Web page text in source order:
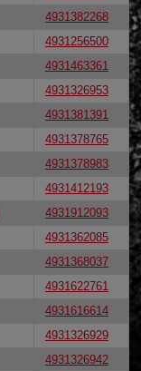
4931382268
4931256500
4931463361
4931326953
4931381391
4931378765
4931378983
4931412193
4931912093
4931362085
4931368037
4931622761
4931616614
4931326929
4931326942